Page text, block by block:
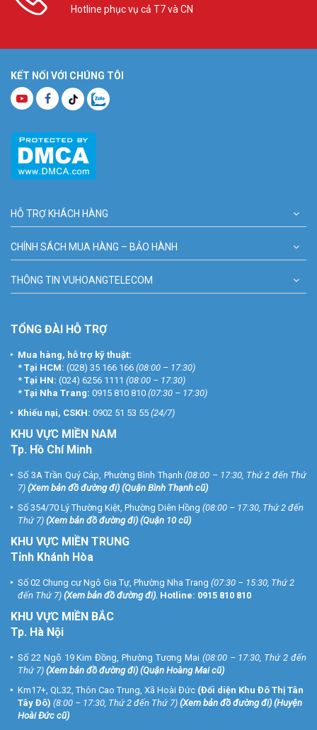
Hotline phục vụ cả T7 và CN
KẾT NỐI VỚI CHÚNG TÔI
HỖ TRỢ KHÁCH HÀNG
CHÍNH SÁCH MUA HÀNG – BẢO HÀNH
THÔNG TIN VUHOANGTELECOM
TỔNG ĐÀI HỖ TRỢ
Mua hàng, hỗ trợ kỹ thuật:
* Tại HCM: (028) 35 166 166 (08:00 – 17:30)
* Tại HN: (024) 6256 1111 (08:00 – 17:30)
* Tại Nha Trang: 0915 810 810 (07:30 – 17:30)
Khiếu nại, CSKH: 0902 51 53 55 (24/7)
KHU VỰC MIỀN NAM
Tp. Hồ Chí Minh
Số 3A Trần Quý Cáp, Phường Bình Thạnh (08:00 – 17:30, Thứ 2 đến Thứ
7) (Xem bản đồ đường đi) (Quận Bình Thạnh cũ)
Số 354/70 Lý Thường Kiệt, Phường Diên Hồng (08:00 – 17:30, Thứ 2 đến
Thứ 7) (Xem bản đồ đường đi) (Quận 10 cũ)
KHU VỰC MIỀN TRUNG
Tỉnh Khánh Hòa
Số 02 Chung cư Ngô Gia Tự, Phường Nha Trang (07:30 – 15:30, Thứ 2
đến Thứ 7) (Xem bản đồ đường đi). Hotline: 0915 810 810
KHU VỰC MIỀN BẮC
Tp. Hà Nội
Số 22 Ngõ 19 Kim Đồng, Phường Tương Mai (08:00 – 17:30, Thứ 2 đến
Thứ 7) (Xem bản đồ đường đi) (Quận Hoàng Mai cũ)
Km17+, QL32, Thôn Cao Trung, Xã Hoài Đức (Đối diện Khu Đô Thị Tân
Tây Đô) (8:00 – 17:30, Thứ 2 đến Thứ 7) (Xem bản đồ đường đi) (Huyện
Hoài Đức cũ)